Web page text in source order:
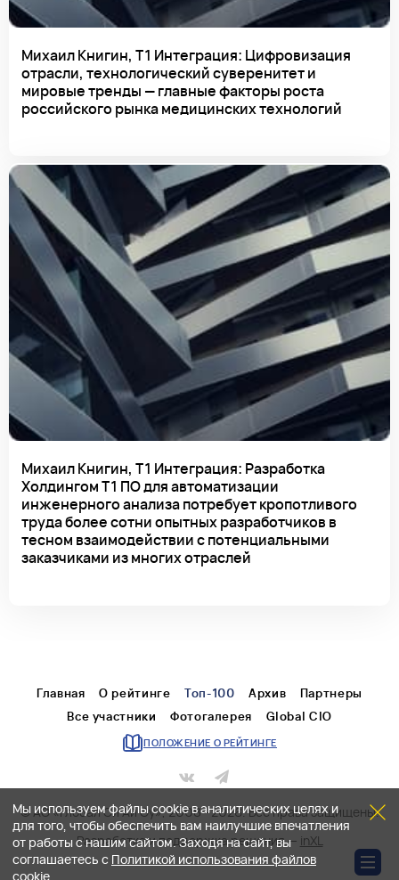
Михаил Книгин, Т1 Интеграция: Цифровизация
отрасли, технологический суверенитет и
мировые тренды — главные факторы роста
российского рынка медицинских технологий
Михаил Книгин, Т1 Интеграция: Разработка
Холдингом Т1 ПО для автоматизации
инженерного анализа потребует кропотливого
труда более сотни опытных разработчиков в
тесном взаимодействии с потенциальными
заказчиками из многих отраслей
Главная О рейтинге Топ-100 Архив
Партнеры
Все участники
Фотогалерея Global CIO
ПОЛОЖЕНИЕ О РЕЙТИНГЕ
© АО «Глобал Си Ай Оу», 2008—2026. Все права защищены.
Разработка и поддержка решения — inXL
Мы используем файлы cookie в аналитических целях и
для того, чтобы обеспечить вам наилучшие впечатления
от работы с нашим сайтом. Заходя на сайт, вы
соглашаетесь с Политикой использования файлов
cookie